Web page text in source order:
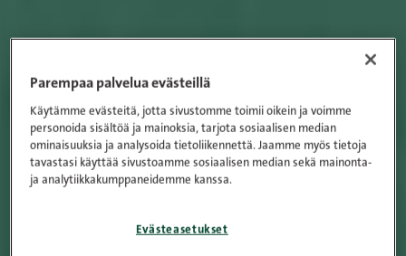
Parempaa palvelua evästeillä
Käytämme evästeitä, jotta sivustomme toimii oikein ja voimme
personoida sisältöä ja mainoksia, tarjota sosiaalisen median
ominaisuuksia ja analysoida tietoliikennettä. Jaamme myös tietoja
tavastasi käyttää sivustoamme sosiaalisen median sekä mainonta-
ja analytiikkakumppaneidemme kanssa.
Evästeasetukset